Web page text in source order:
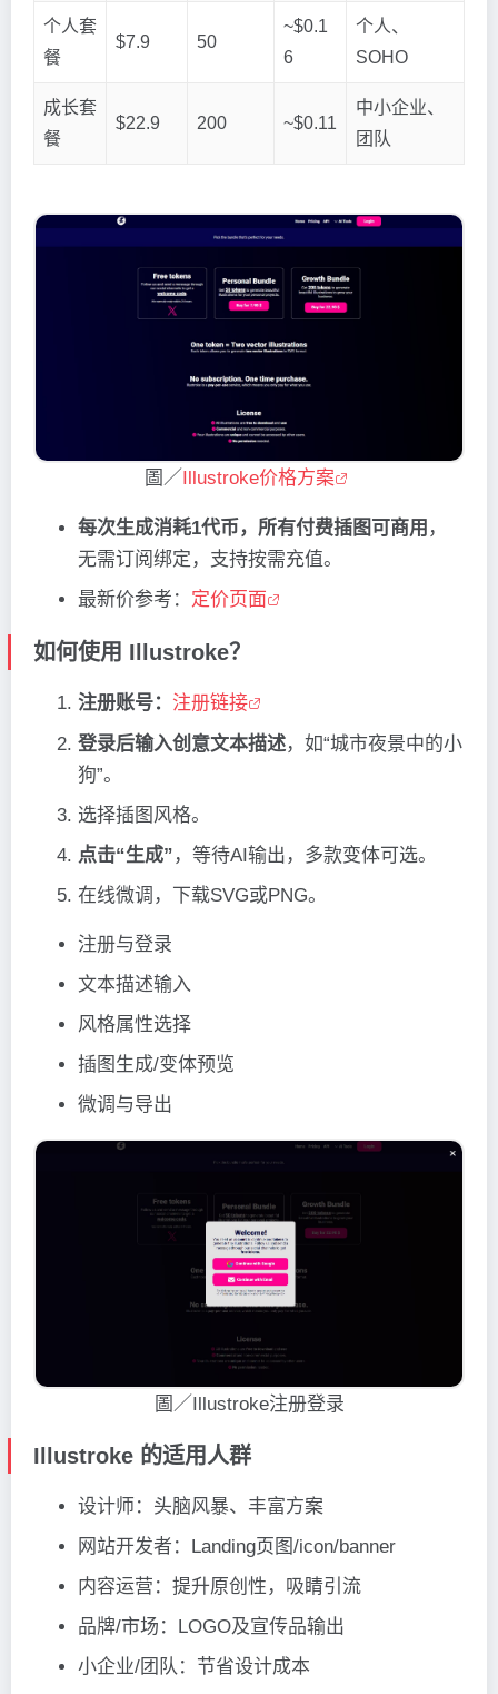
个人套
餐
$7.9 50
~$0.1
6
个人、
SOHO
成长套
餐
$22.9 200 ~$0.11
中小企业、
团队
圖／Illustroke价格方案
每次生成消耗1代币，所有付费插图可商用 ，
无需订阅绑定，支持按需充值。
最新价参考： 定价页面
如何使用 Illustroke？
注册账号： 注册链接
登录后输入创意文本描述，如“城市夜景中的小
狗”。
选择插图风格。
点击“生成” ，等待AI输出，多款变体可选。
在线微调，下载SVG或PNG。
注册与登录
文本描述输入
风格属性选择
插图生成/变体预览
微调与导出
圖／Illustroke注册登录
Illustroke 的适用人群
设计师：头脑风暴、丰富方案
网站开发者：Landing页图/icon/banner
内容运营：提升原创性，吸睛引流
品牌/市场：LOGO及宣传品输出
小企业/团队：节省设计成本